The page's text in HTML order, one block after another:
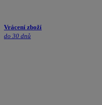
Vrácení zboží
do 30 dnů